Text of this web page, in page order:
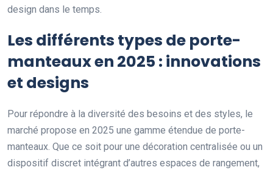
design dans le temps.
Les différents types de porte-
manteaux en 2025 : innovations
et designs
Pour répondre à la diversité des besoins et des styles, le
marché propose en 2025 une gamme étendue de porte-
manteaux. Que ce soit pour une décoration centralisée ou un
dispositif discret intégrant d’autres espaces de rangement,